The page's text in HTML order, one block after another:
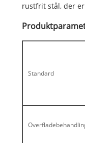
rustfrit stål, der
Standard